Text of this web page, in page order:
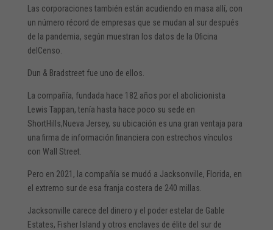
Las corporaciones también están acudiendo en masa allí, con
un número récord de empresas que se mudan al sur después
de la pandemia, según muestran los datos de la Oficina
delCenso.
Dun & Bradstreet fue uno de ellos.
La compañía, fundada hace 182 años por el abolicionista
Lewis Tappan, tenía hasta hace poco su sede en
ShortHills,Nueva Jersey, su ubicación es una gran ventaja para
una firma de información financiera con estrechos vínculos
con Wall Street.
Pero en 2021, la compañía se mudó a Jacksonville, Florida, en
el extremo sur de esa franja costera de 240 millas.
Jacksonville carece del dinero y el poder estelar de Gable
Estates, Fisher Island y otros enclaves de élite del sur de